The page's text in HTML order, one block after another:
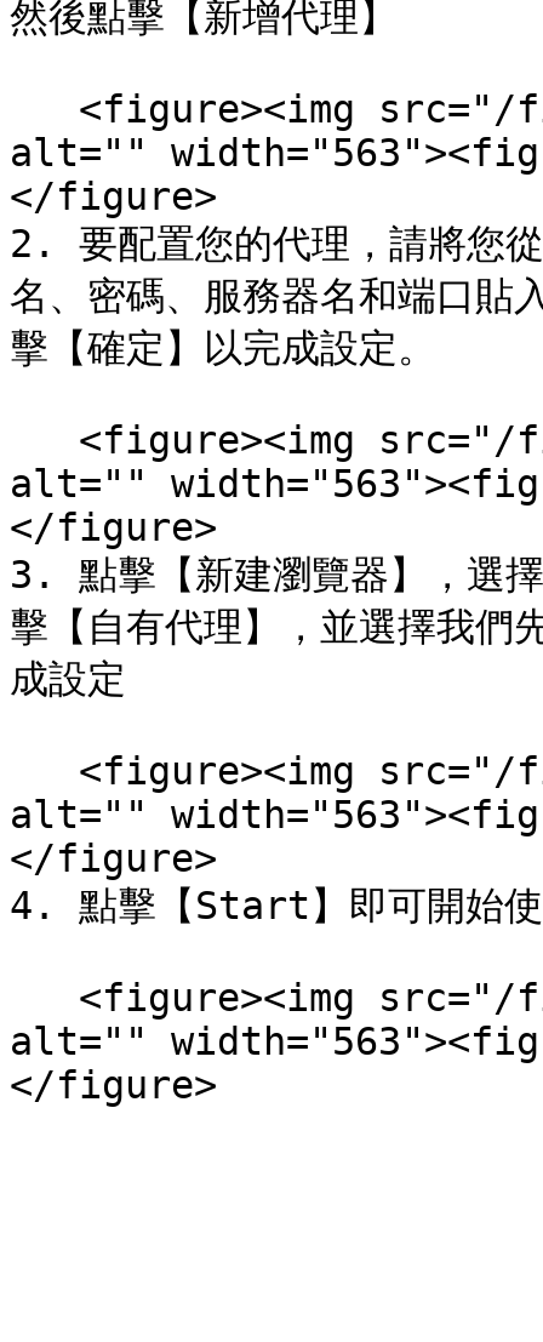
然後點擊【新增代理】
alt=""
</figure>
2. 要配置您的代理，請將
名、密碼、服務器名和端口
擊【確定】以完成設定。
alt=""
</figure>
3. 點擊【新建瀏覽器】，選
擊【自有代理】，並選擇我們
成設定
alt=""
</figure>
4. 點擊【Start】即可開始使
alt=""